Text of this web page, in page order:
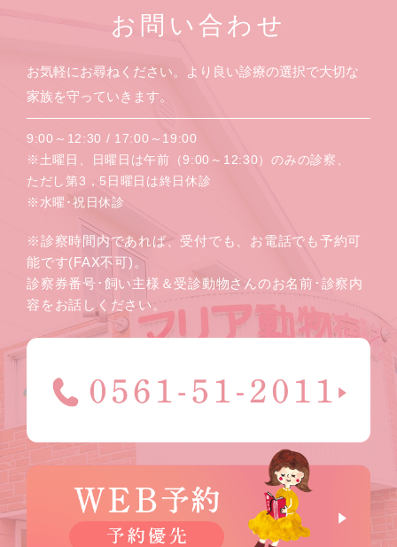
お問い合わせ
お気軽にお尋ねください。より良い診療の選択で大切な
家族を守っていきます。
9:00～12:30 / 17:00～19:00
※土曜日、日曜日は午前（9:00～12:30）のみの診察、
ただし第3，5日曜日は終日休診
※水曜･祝日休診
※診察時間内であれば、受付でも、お電話でも予約可
能です(FAX不可)。
診察券番号･飼い主様＆受診動物さんのお名前･診察内
容をお話しください。